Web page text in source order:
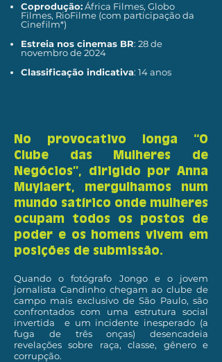
Coprodução:África Filmes, Globo
Filmes, RioFilme (com participação da
Cinefilm*)
Estreia nos cinemas BR: 28 de
novembro de 2024
Classificação indicativa: 14 anos
No provocativo longa “O
Clube das Mulheres de
Negócios”, dirigido por Anna
Muylaert, mergulhamos num
mundo satírico onde mulheres
ocupam todos os postos de
poder e os homens vivem em
posições de submissão.
Quando o fotógrafo Jongo e o jovem
jornalista Candinho chegam ao clube de
campo mais exclusivo de São Paulo, são
confrontados com uma estrutura social
invertida e um incidente inesperado (a
fuga de três onças) desencadeia
revelações sobre raça, classe, gênero e
corrupção.